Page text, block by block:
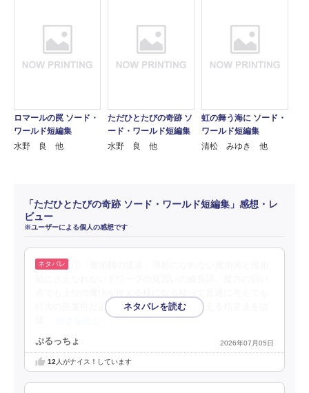
ロマールの罠 ソード・
ワールド短編集
水野 良 他
ただひとたびの奇跡 ソ
ード・ワールド短編集
水野 良 他
虹の舞う海に ソード・
ワールド短編集
清松 みゆき 他
「ただひとたびの奇跡 ソード・ワールド短編集」感想・レ
ビュー
※ユーザーによる個人の感想です
特大の罠案件だよな。②「風の泣く谷」狂える精霊達を故
ぷるっちょ 2026年07月05日
12 人がナイス！しています